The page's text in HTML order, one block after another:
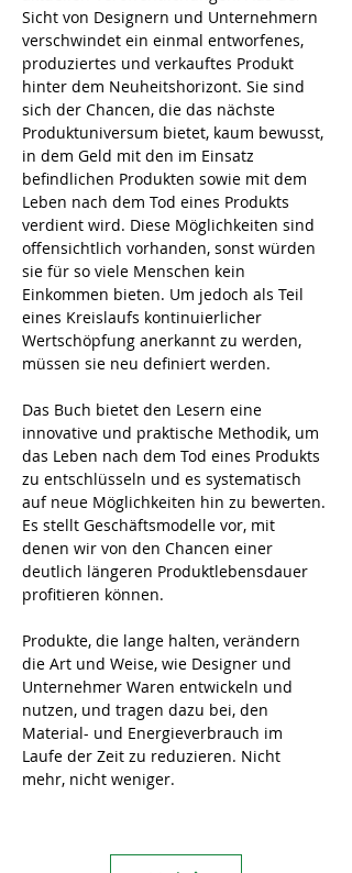
Sicht von Designern und Unternehmern
verschwindet ein einmal entworfenes,
produziertes und verkauftes Produkt
hinter dem Neuheitshorizont. Sie sind
sich der Chancen, die das nächste
Produktuniversum bietet, kaum bewusst,
in dem Geld mit den im Einsatz
befindlichen Produkten sowie mit dem
Leben nach dem Tod eines Produkts
verdient wird. Diese Möglichkeiten sind
offensichtlich vorhanden, sonst würden
sie für so viele Menschen kein
Einkommen bieten. Um jedoch als Teil
eines Kreislaufs kontinuierlicher
Wertschöpfung anerkannt zu werden,
müssen sie neu definiert werden.
Das Buch bietet den Lesern eine
innovative und praktische Methodik, um
das Leben nach dem Tod eines Produkts
zu entschlüsseln und es systematisch
auf neue Möglichkeiten hin zu bewerten.
Es stellt Geschäftsmodelle vor, mit
denen wir von den Chancen einer
deutlich längeren Produktlebensdauer
profitieren können.
Produkte, die lange halten, verändern
die Art und Weise, wie Designer und
Unternehmer Waren entwickeln und
nutzen, und tragen dazu bei, den
Material- und Energieverbrauch im
Laufe der Zeit zu reduzieren. Nicht
mehr, nicht weniger.